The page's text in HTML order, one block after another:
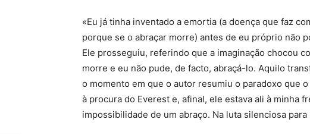
«Eu já tinha inventado a emortia (a doença que faz
porque se o abraçar morre) antes de eu próprio não
Ele prosseguiu, referindo que a imaginação chocou
morre e eu não pude, de facto, abraçá-lo. Aquilo
o momento em que o autor resumiu o paradoxo que
à procura do Everest e, afinal, ele estava ali à minha
impossibilidade de um abraço. Na luta silenciosa